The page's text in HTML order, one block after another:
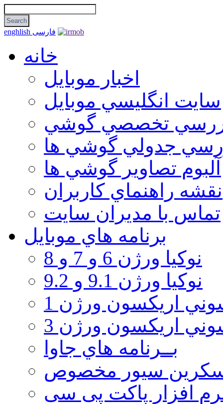
enghlish فارسی
خانه
اخبار موبایل
سايت انگليسي موبايل
تخصصي گوشي
جدولي گوشي ها
آلبوم تصاوير گوشي ها
نقشه راهنماي كاربران
تماس با مديران سايت
برنامه هاي موبايل
نوکیا ورژن 6 و 7 و 8
نوکیا ورژن 9.1 و 9.2
اريكسون ورژن 1
اريكسون ورژن 3
بــرنامه هاي جاوا
سيور مخصوص
افزار پاکت پی سی